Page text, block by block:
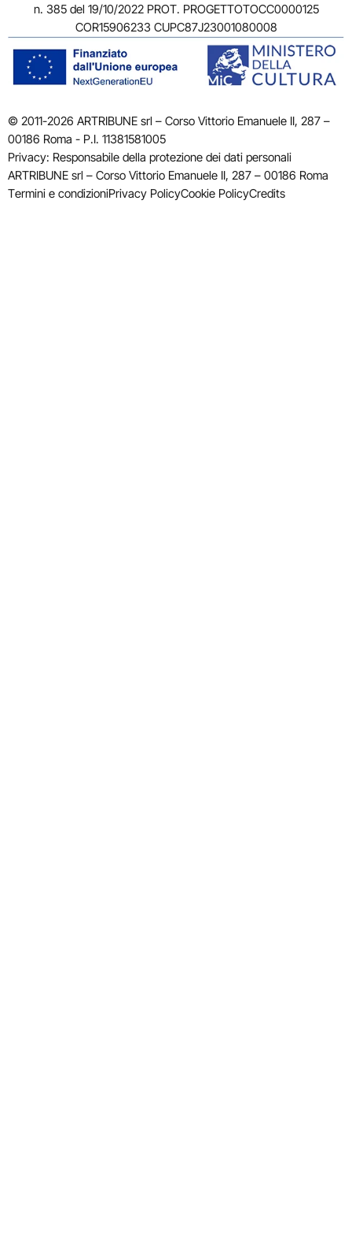
n. 385 del 19/10/2022 PROT. PROGETTOTOCC0000125
COR15906233 CUPC87J23001080008
© 2011-2026 ARTRIBUNE srl – Corso Vittorio Emanuele II, 287 –
00186 Roma - P.I. 11381581005
Privacy: Responsabile della protezione dei dati personali
ARTRIBUNE srl – Corso Vittorio Emanuele II, 287 – 00186 Roma
Termini e condizioniPrivacy PolicyCookie PolicyCredits